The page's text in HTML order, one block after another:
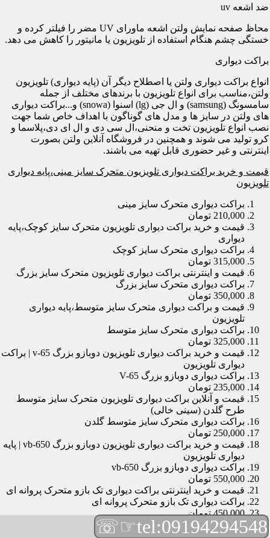
ضد اشعه uv
محاظ صفحه نمایش ولتن اشعه ماورای UV مضر را فیلتر کرده و
خستگی چشم هنگام استفاده از تلویزیون یا مانیتور را کاهش می دهد.
براکت دیواری
انواع براکت دیواری ولتن یا اصطلاح دیگر آن (پایه دیواری) تلویزیون
ولتن،مناسب برای انواع تلویزیون با برندهای مختلف از جمله
سامسونگ (samsung) و ال جی (lg) اسنوا (snowa) و...براکت دیواری
های ولتن در سایز ها و مدل های گوناگون با اهداف خاص شما جهت
نصب انواع تلویزیون تخت و منحنی،ال سی دی و ال ای دی،پلاسما و
کرو تولید می شوند و همچنین در فروشگاه آنلاین ولتن بصورت
اینترنتی و غیر حضوری قابل تهیه می باشند.
قیمت و خرید براکت دیواری تلویزیون متحرک سایز مینی،پایه دیواری
تلویزیون
براکت دیواری متحرک سایز مینی
210,000 تومان
قیمت و خرید براکت دیواری تلویزیون متحرک سایز کوچک،پایه
دیواری
براکت دیواری متحرک سایز کوچک
315,000 تومان
قیمت و اینترنتی براکت دیواری تلویزیون متحرک سایز بزرگ
براکت دیواری متحرک سایز بزرگ
350,000 تومان
قیمت و براکت دیواری متحرک سایز متوسط،پایه دیواری
تلویزیون
براکت دیواری متحرک سایز متوسط
325,000 تومان
قیمت و خرید براکت دیواری تلویزیون دوبازو بزرگ v-65 | براکت
دیواری تلویزیون
براکت دیواری دوبازو بزرگ V-65
235,000 تومان
قیمت و آنلاین براکت دیواری تلویزیون متحرک سایز متوسط
طرح گلدن (سینی خالی)
براکت دیواری متحرک سایز متوسط گلدن
250,000 تومان
قیمت و خرید براکت دیواری تلویزیون دوبازو بزرگ vb-650 | پایه
دیواری تلویزیون
براکت دیواری دوبازو بزرگ vb-650
550,000 تومان
قیمت و خرید اینترنتی براکت دیواری تک بازو متحرک پروانه ای
براکت دیواری تک بازو متحرک پروانه ای
450,000 تومان
قیمت و براکت دیواری تلویزیون مچی | براکت دیواری تلویزیون
tel:09194294548
☞☏